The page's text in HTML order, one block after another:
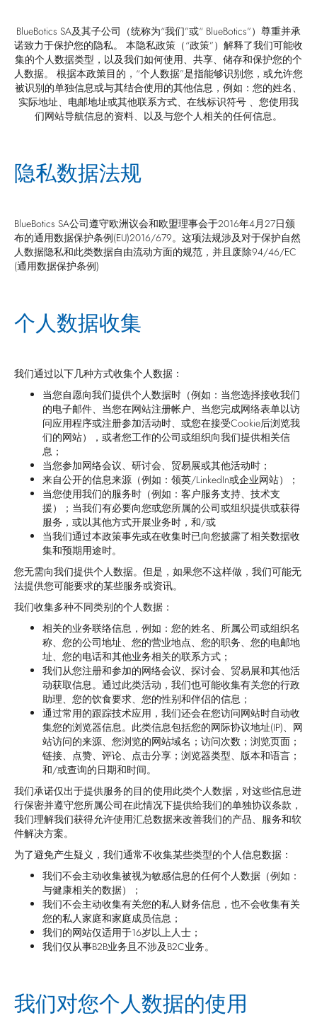
BlueBotics SA及其子公司（统称为“我们”或“ BlueBotics”）尊重并承
诺致力于保护您的隐私。 本隐私政策（“政策”）解释了我们可能收
集的个人数据类型，以及我们如何使用、共享、储存和保护您的个
人数据。 根据本政策目的，“个人数据”是指能够识别您，或允许您
被识别的单独信息或与其结合使用的其他信息，例如：您的姓名、
实际地址、电邮地址或其他联系方式、在线标识符号 、您使用我
们网站导航信息的资料、以及与您个人相关的任何信息。
隐私数据法规
BlueBotics SA公司遵守欧洲议会和欧盟理事会于2016年4月27日颁
布的通用数据保护条例(EU)2016/679。这项法规涉及对于保护自然
人数据隐私和此类数据自由流动方面的规范，并且废除94/46/EC
(通用数据保护条例)
个人数据收集
我们通过以下几种方式收集个人数据：
当您自愿向我们提供个人数据时（例如：当您选择接收我们
的电子邮件、当您在网站注册帐户、当您完成网络表单以访
问应用程序或注册参加活动时、或您在接受Cookie后浏览我
们的网站），或者您工作的公司或组织向我们提供相关信
息；
当您参加网络会议、研讨会、贸易展或其他活动时；
来自公开的信息来源（例如：领英/LinkedIn或企业网站）；
当您使用我们的服务时（例如：客户服务支持、技术支
援）；当我们有必要向您或您所属的公司或组织提供或获得
服务，或以其他方式开展业务时，和/或
当我们通过本政策事先或在收集时已向您披露了相关数据收
集和预期用途时。
您无需向我们提供个人数据。但是，如果您不这样做，我们可能无
法提供您可能要求的某些服务或资讯。
我们收集多种不同类别的个人数据：
相关的业务联络信息，例如：您的姓名、所属公司或组织名
称、您的公司地址、您的营业地点、您的职务、您的电邮地
址、您的电话和其他业务相关的联系方式；
我们从您注册和参加的网络会议、探讨会、贸易展和其他活
动获取信息。通过此类活动，我们也可能收集有关您的行政
助理、您的饮食要求、您的性别和伴侣的信息；
通过常用的跟踪技术应用，我们还会在您访问网站时自动收
集您的浏览器信息。此类信息包括您的网际协议地址(IP)、网
站访问的来源、您浏览的网站域名；访问次数；浏览页面；
链接、点赞、评论、点击分享；浏览器类型、版本和语言；
和/或查询的日期和时间。
我们承诺仅出于提供服务的目的使用此类个人数据，对这些信息进
行保密并遵守您所属公司在此情况下提供给我们的单独协议条款，
我们理解我们获得允许使用汇总数据来改善我们的产品、服务和软
件解决方案。
为了避免产生疑义，我们通常不收集某些类型的个人信息数据：
我们不会主动收集被视为敏感信息的任何个人数据（例如：
与健康相关的数据）；
我们不会主动收集有关您的私人财务信息，也不会收集有关
您的私人家庭和家庭成员信息；
我们的网站仅适用于16岁以上人士；
我们仅从事B2B业务且不涉及B2C业务。
我们对您个人数据的使用